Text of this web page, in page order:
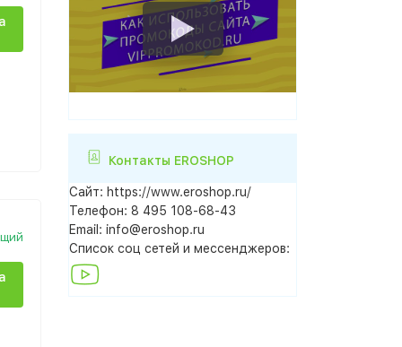
Контакты EROSHOP
Сайт: https://www.eroshop.ru/
Телефон: 8 495 108-68-43
Email: info@eroshop.ru
Список соц сетей и мессенджеров: